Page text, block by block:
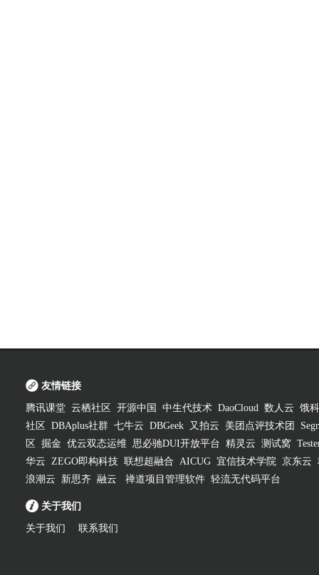
友情链接
腾讯课堂 云栖社区 开源中国 中生代技术 DaoCloud 数人云 饿
社区
DBAplus社群 七牛云 DBGeek 又拍云 美团点评技术团
区
掘金 优云双态运维 思必驰DUI开放平台 精灵云 测试窝
华云 ZEGO即构科技 联想超融合 AICUG 宜信技术学院 京东云
浪潮云
新思齐 融云 禅道项目管理软件 轻流无代码平台
关于我们
关于我们 联系我们